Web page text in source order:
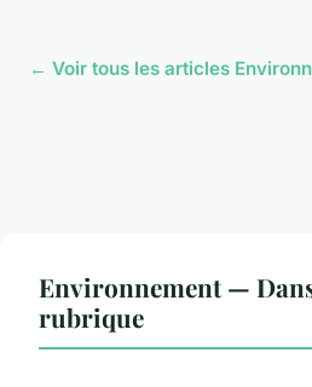
← Voir tous les articles
Environnement —
rubrique